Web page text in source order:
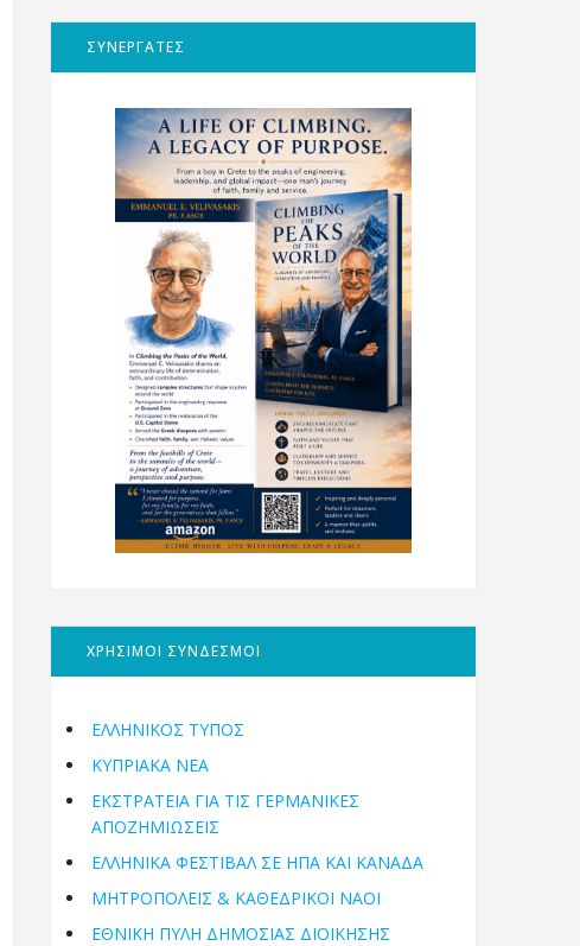
ΣΥΝΕΡΓΑΤΕΣ
ΧΡΗΣΙΜΟΙ ΣΥΝΔΕΣΜΟΙ
ΕΛΛΗΝΙΚΟΣ ΤΥΠΟΣ
ΚΥΠΡΙΑΚΑ ΝΕΑ
ΕΚΣΤΡΑΤΕΙΑ ΓΙΑ ΤΙΣ ΓΕΡΜΑΝΙΚΕΣ
ΑΠΟΖΗΜΙΩΣΕΙΣ
ΕΛΛΗΝΙΚΆ ΦΕΣΤΙΒΆΛ ΣΕ ΗΠΑ ΚΑΙ ΚΑΝΑΔΑ
ΜΗΤΡΟΠΌΛΕΙΣ & ΚΑΘΕΔΡΙΚΟΊ ΝΑΟΊ
ΕΘΝΙΚΉ ΠΎΛΗ ΔΗΜΌΣΙΑΣ ΔΙΟΊΚΗΣΗΣ